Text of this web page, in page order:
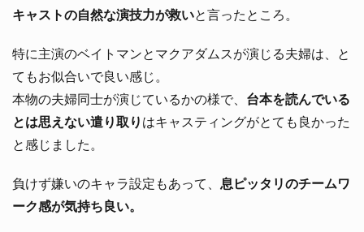
キャストの自然な演技力が救いと言ったところ。
特に主演のベイトマンとマクアダムスが演じる夫婦は、と
てもお似合いで良い感じ。
本物の夫婦同士が演じているかの様で、 台本を読んでいる
とは思えない遣り取り はキャスティングがとても良かった
と感じました。
負けず嫌いのキャラ設定もあって、 息ピッタリのチームワ
ーク感が気持ち良い。